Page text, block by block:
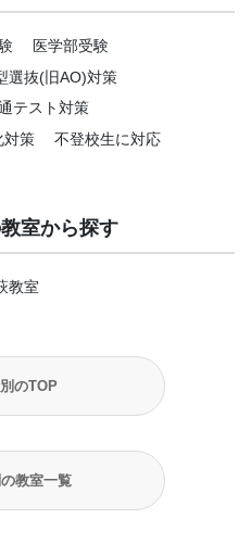
医学部受験
選抜(旧AO)対策
テスト対策
対策
不登校生に対応
室から探す
教室
のTOP
教室一覧